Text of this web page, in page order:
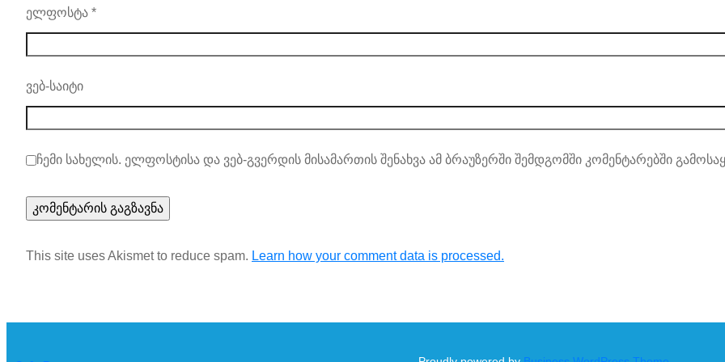
ელფოსტა *
ვებ-საიტი
ჩემი სახელის. ელფოსტისა და ვებ-გვერდის მისამართის შენახვა ამ ბრაუზერში შემდგომში კომენტარებში
This site uses Akismet to reduce spam. Learn how your comment data is processed.